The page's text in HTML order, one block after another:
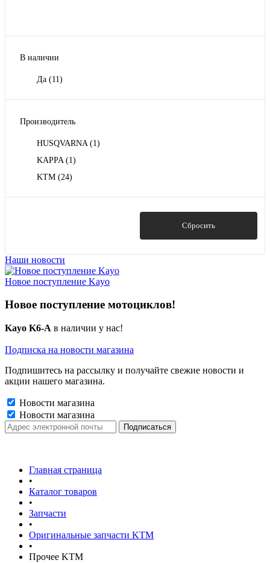
В наличии
Да (11)
Производитель
HUSQVARNA (1)
KAPPA (1)
KTM (24)
Сбросить
Наши новости
Новое поступление Kayo
Новое поступление мотоциклов!
Kayo K6-A в наличии у нас!
Подписка на новости магазина
Подпишитесь на рассылку и получайте свежие новости и
акции нашего магазина.
Новости магазина
Новости магазина
Главная страница
•
Каталог товаров
•
Запчасти
•
Оригинальные запчасти KTM
•
Прочее KTM